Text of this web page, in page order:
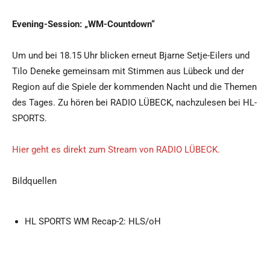
Evening-Session: „WM-Countdown“
Um und bei 18.15 Uhr blicken erneut Bjarne Setje-Eilers und
Tilo Deneke gemeinsam mit Stimmen aus Lübeck und der
Region auf die Spiele der kommenden Nacht und die Themen
des Tages. Zu hören bei RADIO LÜBECK, nachzulesen bei HL-
SPORTS.
Hier geht es direkt zum Stream von RADIO LÜBECK.
Bildquellen
HL SPORTS WM Recap-2: HLS/oH